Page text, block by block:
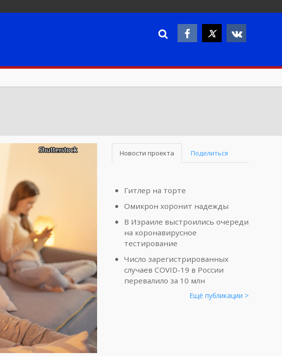
Новости проекта Поделиться
Гитлер на торте
Омикрон хоронит надежды
В Израиле выстроились очереди
на коронавирусное
тестирование
Число зарегистрированных
случаев COVID-19 в России
перевалило за 10 млн
Ещё публикации >